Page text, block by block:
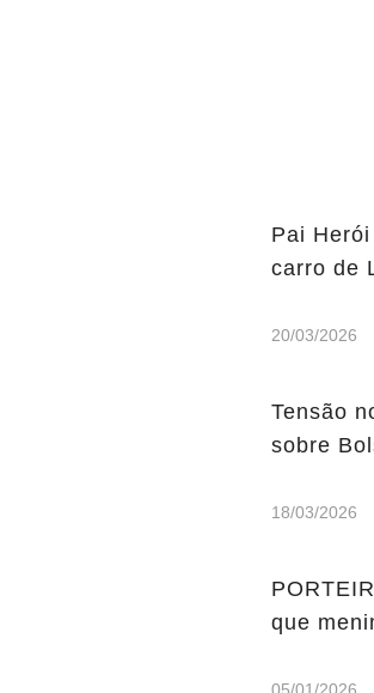
Pai
carro de
20/03/2026
Tensão
sobre
18/03/2026
que
05/01/2026